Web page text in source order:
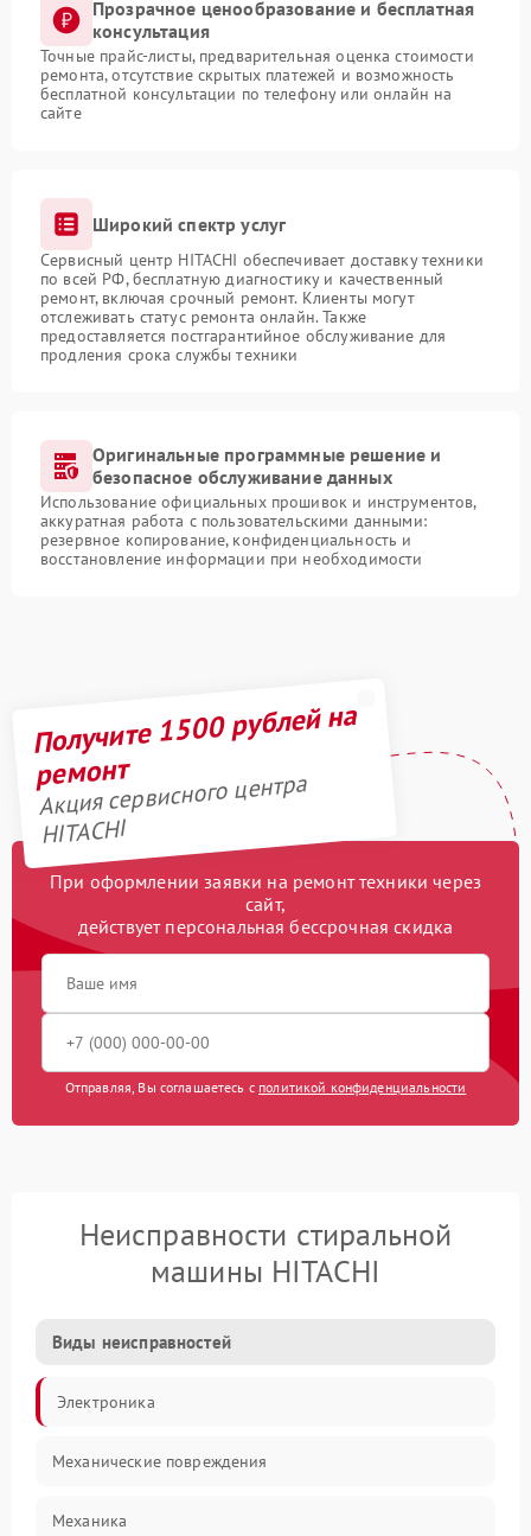
Прозрачное ценообразование и бесплатная
консультация
Точные прайс-листы, предварительная оценка стоимости
ремонта, отсутствие скрытых платежей и возможность
бесплатной консультации по телефону или онлайн на
сайте
Широкий спектр услуг
Сервисный центр HITACHI обеспечивает доставку техники
по всей РФ, бесплатную диагностику и качественный
ремонт, включая срочный ремонт. Клиенты могут
отслеживать статус ремонта онлайн. Также
предоставляется постгарантийное обслуживание для
продления срока службы техники
Оригинальные программные решение и
безопасное обслуживание данных
Использование официальных прошивок и инструментов,
аккуратная работа с пользовательскими данными:
резервное копирование, конфиденциальность и
восстановление информации при необходимости
Получите 1500 рублей на
ремонт
Акция сервисного центра
HITACHI
При оформлении заявки на ремонт техники через
сайт,
действует персональная бессрочная скидка
Отправляя, Вы соглашаетесь с политикой конфиденциальности
Неисправности стиральной
машины HITACHI
Виды неисправностей
Электроника
Механические повреждения
Механика